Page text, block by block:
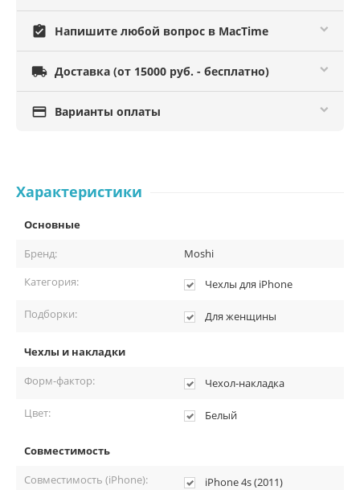
assignment_turned_in Напишите любой вопрос в MacTime
 Доставка (от 15000 руб. - бесплатно)
 Варианты оплаты
Характеристики
Основные
Бренд:
Moshi
Категория:
Чехлы для iPhone
Подборки: Для женщины
Чехлы и накладки
Форм-фактор:
Чехол-накладка
Цвет: Белый
Совместимость
Совместимость (iPhone):
iPhone 4s (2011)